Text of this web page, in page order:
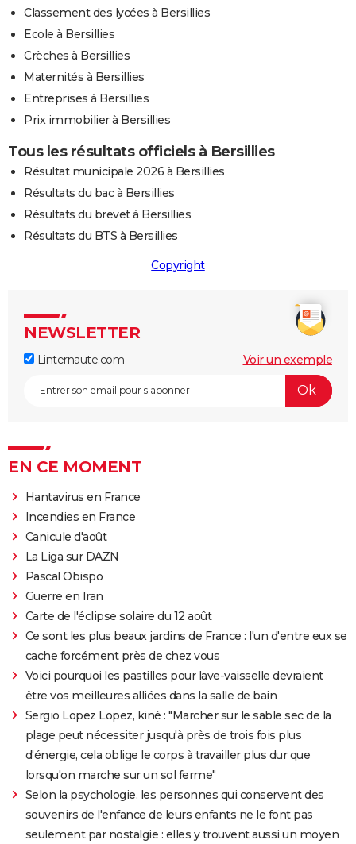
Classement des lycées à Bersillies
Ecole à Bersillies
Crèches à Bersillies
Maternités à Bersillies
Entreprises à Bersillies
Prix immobilier à Bersillies
Tous les résultats officiels à Bersillies
Résultat municipale 2026 à Bersillies
Résultats du bac à Bersillies
Résultats du brevet à Bersillies
Résultats du BTS à Bersillies
Copyright
NEWSLETTER
Linternaute.com Voir un exemple
EN CE MOMENT
Hantavirus en France
Incendies en France
Canicule d'août
La Liga sur DAZN
Pascal Obispo
Guerre en Iran
Carte de l'éclipse solaire du 12 août
Ce sont les plus beaux jardins de France : l'un d'entre eux se
cache forcément près de chez vous
Voici pourquoi les pastilles pour lave-vaisselle devraient
être vos meilleures alliées dans la salle de bain
Sergio Lopez Lopez, kiné : "Marcher sur le sable sec de la
plage peut nécessiter jusqu'à près de trois fois plus
d'énergie, cela oblige le corps à travailler plus dur que
lorsqu'on marche sur un sol ferme"
Selon la psychologie, les personnes qui conservent des
souvenirs de l'enfance de leurs enfants ne le font pas
seulement par nostalgie : elles y trouvent aussi un moyen